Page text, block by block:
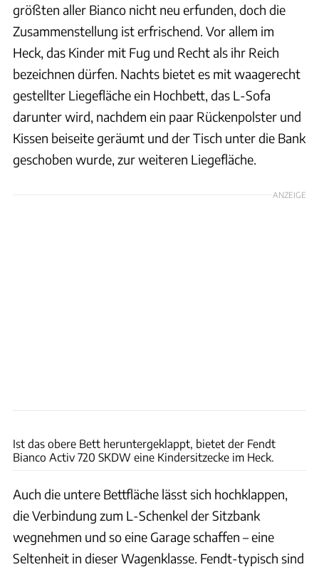
größten aller Bianco nicht neu erfunden, doch die
Zusammenstellung ist erfrischend. Vor allem im
Heck, das Kinder mit Fug und Recht als ihr Reich
bezeichnen dürfen. Nachts bietet es mit waagerecht
gestellter Liegefläche ein Hochbett, das L-Sofa
darunter wird, nachdem ein paar Rückenpolster und
Kissen beiseite geräumt und der Tisch unter die Bank
geschoben wurde, zur weiteren Liegefläche.
ANZEIGE
Ist das obere Bett heruntergeklappt, bietet der Fendt
Bianco Activ 720 SKDW eine Kindersitzecke im Heck.
Auch die untere Bettfläche lässt sich hochklappen,
die Verbindung zum L-Schenkel der Sitzbank
wegnehmen und so eine Garage schaffen – eine
Seltenheit in dieser Wagenklasse. Fendt-typisch sind